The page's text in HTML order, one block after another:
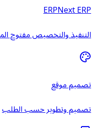
ERPNext ERP
التنفيذ والتخصيص مفتوح
تصميم موقع
تصميم وتطوير حسب الطلب